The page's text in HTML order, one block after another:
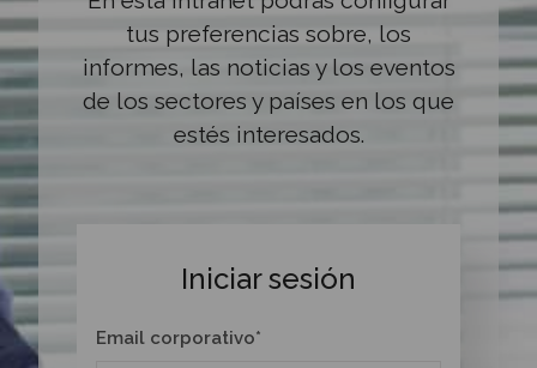
tus preferencias sobre, los
informes, las noticias y los eventos
de los sectores y países en los que
estés interesados.
Iniciar sesión
Email corporativo*